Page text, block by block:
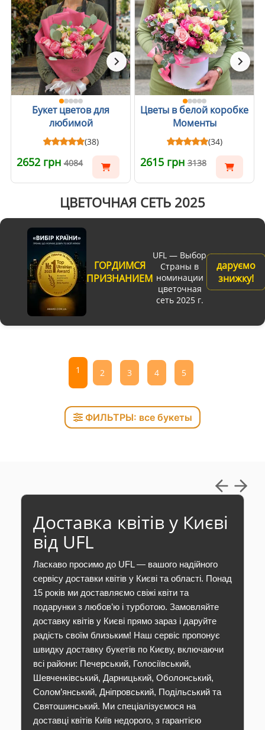
Букет цветов для
любимой
(38)
2652 грн4084
Цветы в белой коробке
Моменты
(34)
2615 грн3138
ЦВЕТОЧНАЯ СЕТЬ 2025
ГОРДИМСЯ
ПРИЗНАНИЕМ
UFL — Выбор
Страны в
номинации
цветочная
сеть 2025 г.
даруємо
знижку!
1 2 3 4 5
ФИЛЬТРЫ: все букеты
Доставка квітів у Києві
від UFL
Ласкаво просимо до UFL — вашого надійного
сервісу доставки квітів у Києві та області. Понад
15 років ми доставляємо свіжі квіти та
подарунки з любов’ю і турботою. Замовляйте
доставку квітів у Києві прямо зараз і даруйте
радість своїм близьким! Наш сервіс пропонує
швидку доставку букетів по Києву, включаючи
всі райони: Печерський, Голосіївський,
Шевченківський, Дарницький, Оболонський,
Солом’янський, Дніпровський, Подільський та
Святошинський. Ми спеціалізуємося на
доставці квітів Київ недорого, з гарантією